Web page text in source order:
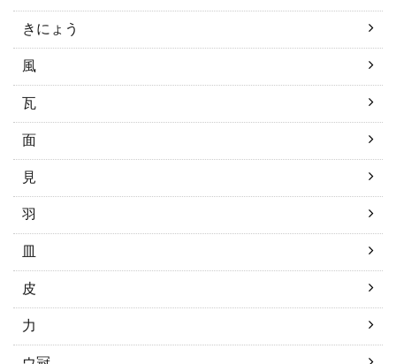
きにょう
風
瓦
面
見
羽
皿
皮
力